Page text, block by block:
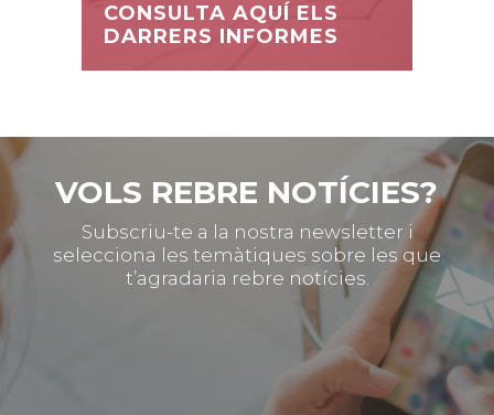
CONSULTA AQUÍ ELS
DARRERS INFORMES
VOLS REBRE NOTÍCIES?
Subscriu-te a la nostra newsletter i
selecciona les temàtiques sobre les que
t’agradaria rebre notícies.